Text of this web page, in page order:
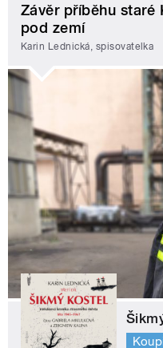
Závěr příběhu staré
pod zemí
Karin Lednická, spisovatelka